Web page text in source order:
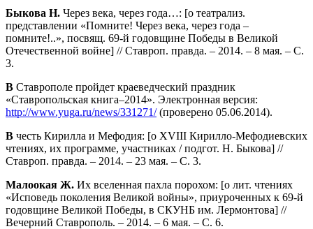
Быкова Н. Через века, через года…: [о театрализ.
представлении «Помните! Через века, через года –
помните!..», посвящ. 69-й годовщине Победы в Великой
Отечественной войне] // Ставроп. правда. – 2014. – 8 мая. – С.
3.
В Ставрополе пройдет краеведческий праздник
«Ставропольская книга–2014». Электронная версия:
http://www.yuga.ru/news/331271/(проверено 05.06.2014).
В честь Кирилла и Мефодия: [о XVIII Кирилло-Мефодиевских
чтениях, их программе, участниках / подгот. Н. Быкова] //
Ставроп. правда. – 2014. – 23 мая. – С. 3.
Малоокая Ж. Их вселенная пахла порохом: [о лит. чтениях
«Исповедь поколения Великой войны», приуроченных к 69-й
годовщине Великой Победы, в СКУНБ им. Лермонтова] //
Вечерний Ставрополь. – 2014. – 6 мая. – С. 6.